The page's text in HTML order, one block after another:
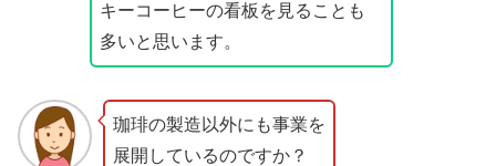
キーコーヒーの看板を見ることも
多いと思います。
珈琲の製造以外にも事業を
展開しているのですか？